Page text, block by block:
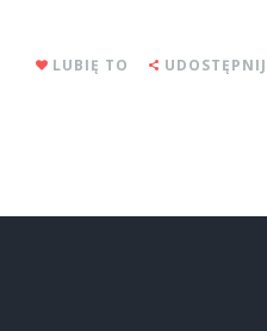
LUBIĘ TO UDOSTĘPNIJ